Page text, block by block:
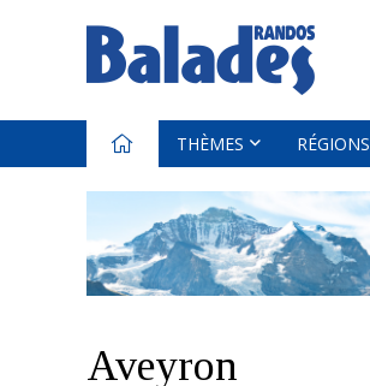
THÈMES RÉGIONS
Aveyron